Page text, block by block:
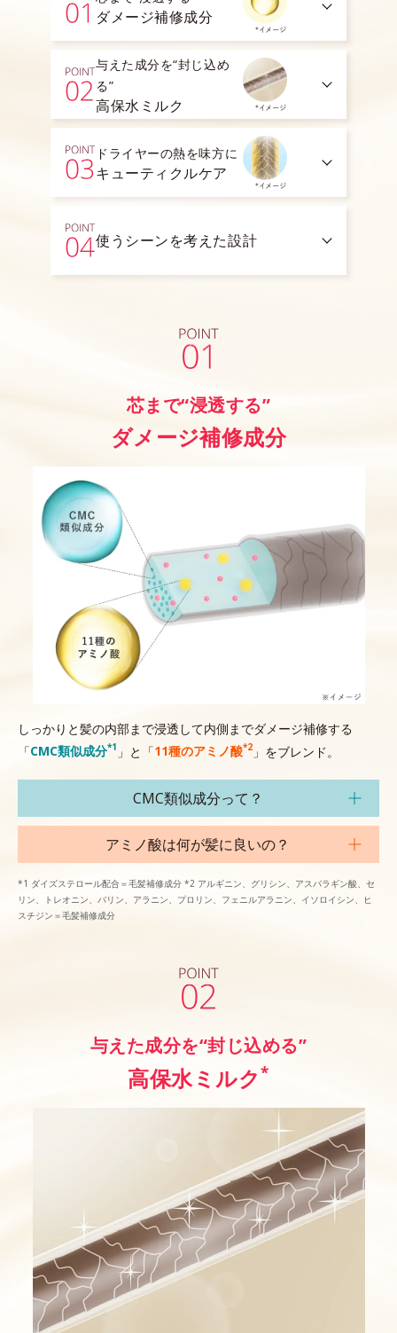
ダメージ補修成分
与えた成分を“封じ込め
る”
高保水ミルク
ドライヤーの熱を味方に
キューティクルケア
使うシーンを考えた設計
芯まで“浸透する”
ダメージ補修成分
しっかりと髪の内部まで浸透して内側までダメージ補修する
「CMC類似成分*1 」と「11種のアミノ酸*2 」をブレンド。
CMC類似成分って？
アミノ酸は何が髪に良いの？
*1 ダイズステロール配合＝毛髪補修成分 *2 アルギニン、グリシン、アスパラギン酸、セ
リン、トレオニン、バリン、アラニン、プロリン、フェニルアラニン、イソロイシン、ヒ
スチジン＝毛髪補修成分
与えた成分を“封じ込める”
高保水ミルク*